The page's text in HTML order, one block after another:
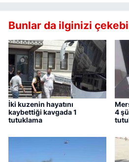
Bunlar da ilginizi
İki kuzenin hayatını
kaybettiği kavgada 1
tutuklama
4